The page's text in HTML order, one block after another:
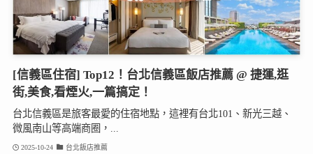
[信義區住宿] Top12！台北信義區飯店推薦 @ 捷運,逛
街,美食,看煙火,一篇搞定！
台北信義區是旅客最愛的住宿地點，這裡有台北101、新光三越、
微風南山等高端商圈，...
2025-10-24 台北飯店推薦